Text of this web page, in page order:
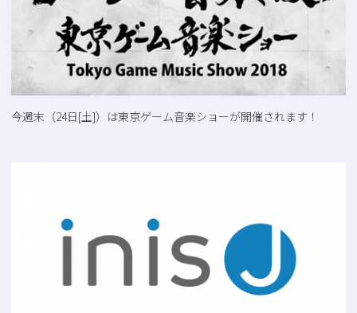
今週末（24日[土]）は東京ゲーム音楽ショーが開催されます！